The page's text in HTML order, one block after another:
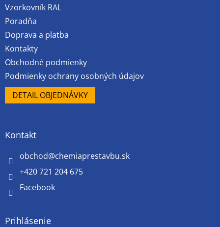
Vzorkovník RAL
Poradňa
Doprava a platba
Kontakty
Obchodné podmienky
Podmienky ochrany osobných údajov
DETAIL OBJEDNÁVKY
Kontakt
obchod@chemiaprestavbu.sk
+420 721 204 675
Facebook
Prihlásenie